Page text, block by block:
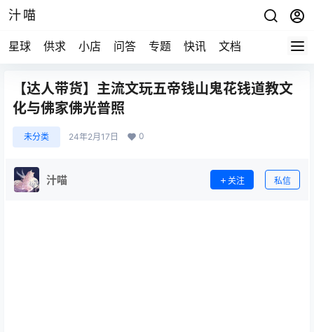
汁喵
星球 供求 小店 问答 专题 快讯 文档
【达人带货】主流文玩五帝钱山鬼花钱道教文
化与佛家佛光普照
未分类 24年2月17日 0
汁喵 关注 私信